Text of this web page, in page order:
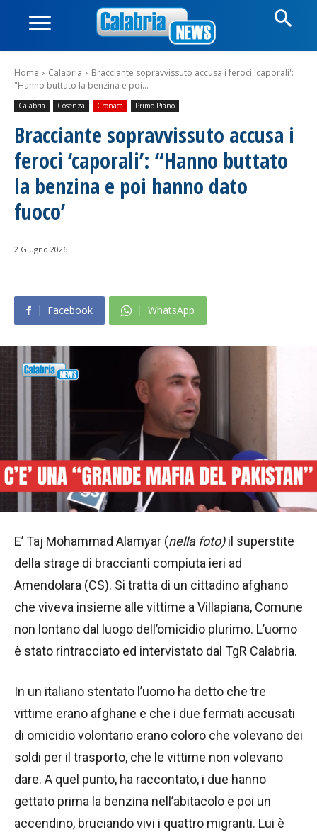
Home Calabria
Bracciante sopravvissuto accusa i feroci 'caporali':
"Hanno buttato la benzina e poi...
Calabria Cosenza Cronaca Primo Piano
Bracciante sopravvissuto accusa i
feroci ‘caporali’: “Hanno buttato
la benzina e poi hanno dato
fuoco’
2 Giugno 2026
Facebook WhatsApp
E’ Taj Mohammad Alamyar (nella foto)il superstite
della strage di braccianti compiuta ieri ad
Amendolara (CS). Si tratta di un cittadino afghano
che viveva insieme alle vittime a Villapiana, Comune
non lontano dal luogo dell’omicidio plurimo. L’uomo
è stato rintracciato ed intervistato dal TgR Calabria.
In un italiano stentato l’uomo ha detto che tre
vittime erano afghane e che i due fermati accusati
di omicidio volontario erano coloro che volevano dei
soldi per il trasporto, che le vittime non volevano
dare. A quel punto, ha raccontato, i due hanno
gettato prima la benzina nell’abitacolo e poi un
accendino, bruciando vivi i quattro migranti. Lui è